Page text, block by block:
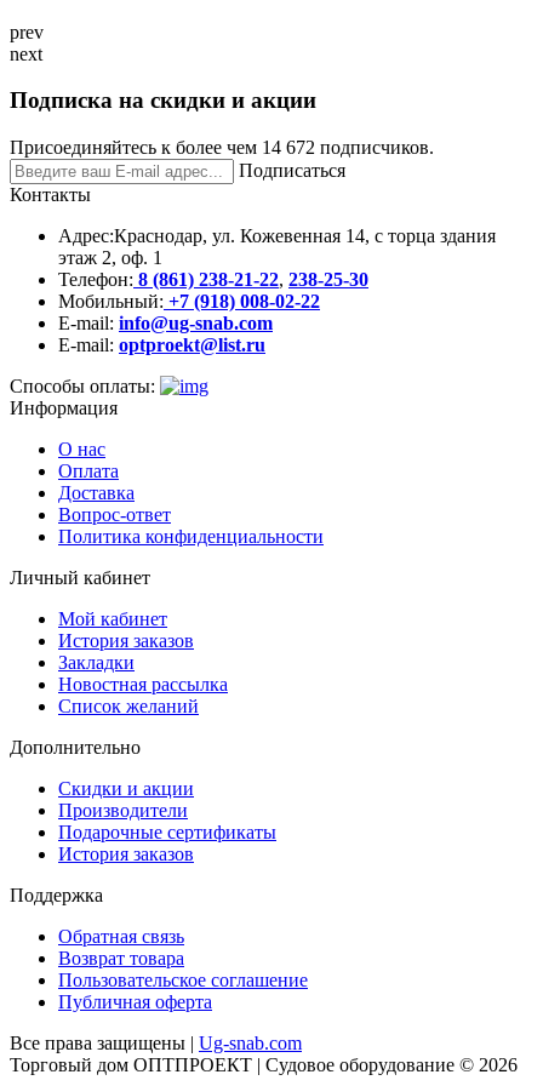
prev
next
Подписка на скидки и акции
Присоединяйтесь к более чем 14 672 подписчиков.
Подписаться
Контакты
Адрес:Краснодар, ул. Кожевенная 14, с торца здания
этаж 2, оф. 1
Телефон: 8 (861) 238-21-22, 238-25-30
Мобильный: +7 (918) 008-02-22
E-mail: info@ug-snab.com
E-mail: optproekt@list.ru
Способы оплаты:
Информация
О нас
Оплата
Доставка
Вопрос-ответ
Политика конфиденциальности
Личный кабинет
Мой кабинет
История заказов
Закладки
Новостная рассылка
Список желаний
Дополнительно
Скидки и акции
Производители
Подарочные сертификаты
История заказов
Поддержка
Обратная связь
Возврат товара
Пользовательское соглашение
Публичная оферта
Все права защищены | Ug-snab.com
Торговый дом ОПТПРОЕКТ | Судовое оборудование © 2026